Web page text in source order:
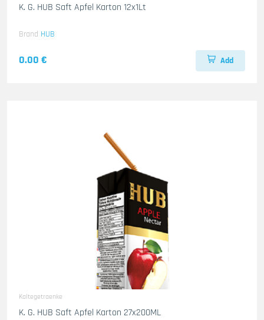
K. G. HUB Saft Apfel Karton 12x1Lt
Brand HUB
0.00 € Add
Kaltegetraenke
K. G. HUB Saft Apfel Karton 27x200ML